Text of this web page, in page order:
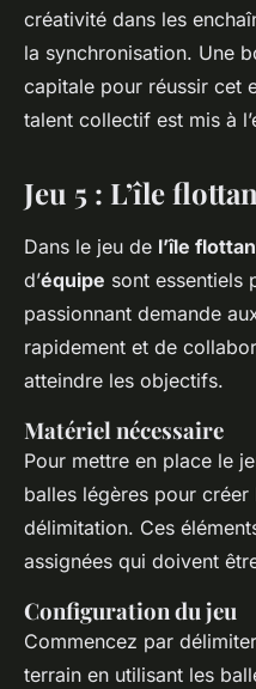
créativité dans les
la synchronisation. Une
capitale pour réussir cet
talent collectif est mis à
Jeu 5 : L’île
Dans le jeu de l’île
d’équipe sont essentiels
passionnant demande
rapidement et de
atteindre les objectifs.
Matériel nécessaire
Pour mettre en place le
balles légères pour
délimitation. Ces
assignées qui doivent
Configuration du jeu
Commencez par
terrain en utilisant les